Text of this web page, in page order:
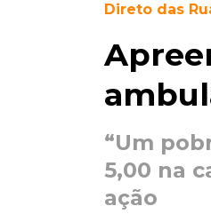
Direto das
“Um
5,00 na
ação